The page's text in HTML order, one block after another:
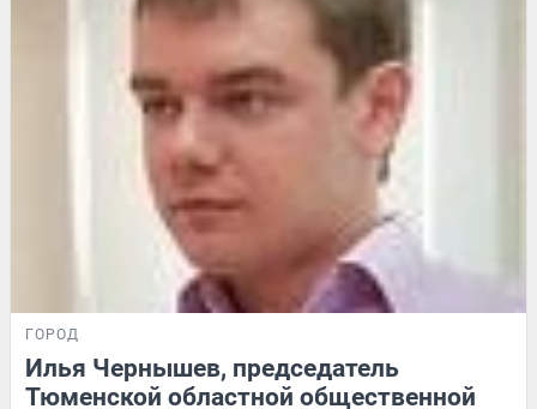
ГОРОД
Илья Чернышев, председатель
Тюменской областной общественной